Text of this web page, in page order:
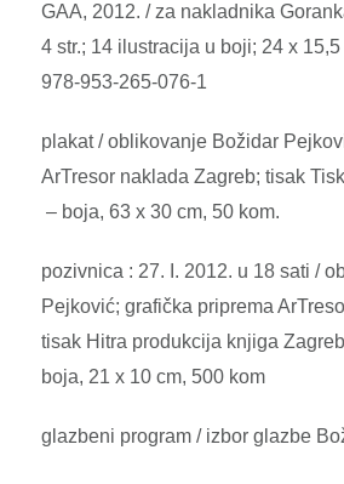
GAA, 2012. / za nakladnika
4 str.; 14 ilustracija u boji; 24 x
978-953-265-076-1
plakat / oblikovanje Božidar
ArTresor naklada Zagreb; tisak
– boja, 63 x 30 cm, 50 kom.
pozivnica : 27. I. 2012. u 18 sati /
Pejković; grafička priprema
tisak Hitra produkcija knjiga
boja, 21 x 10 cm, 500 kom
glazbeni program / izbor glazbe